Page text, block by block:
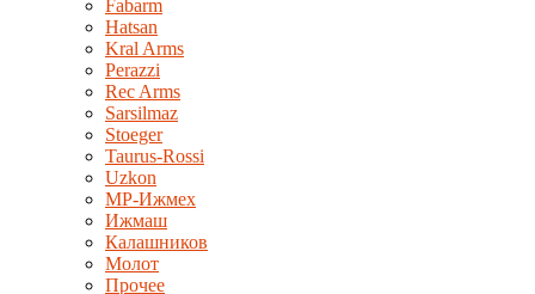
Fabarm
Hatsan
Kral Arms
Perazzi
Rec Arms
Sarsilmaz
Stoeger
Taurus-Rossi
Uzkon
MP-Ижмех
Ижмаш
Калашников
Молот
Прочее